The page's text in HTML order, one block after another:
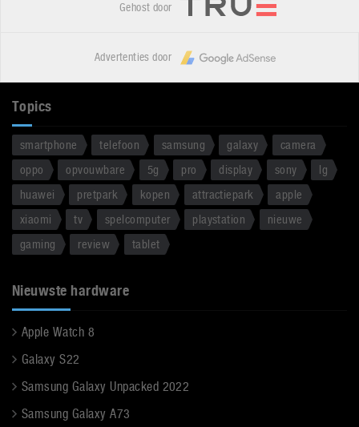
Gehost door
Advertenties door
Topics
smartphone telefoon samsung galaxy
camera
oppo
opvouwbare 5g pro display sony
lg
huawei
pretpark kopen attractiepark
apple
xiaomi
tv spelcomputer playstation
nieuwe
gaming
review tablet
Nieuwste hardware
Apple Watch 8
Galaxy S22
Samsung Galaxy Unpacked 2022
Samsung Galaxy A73